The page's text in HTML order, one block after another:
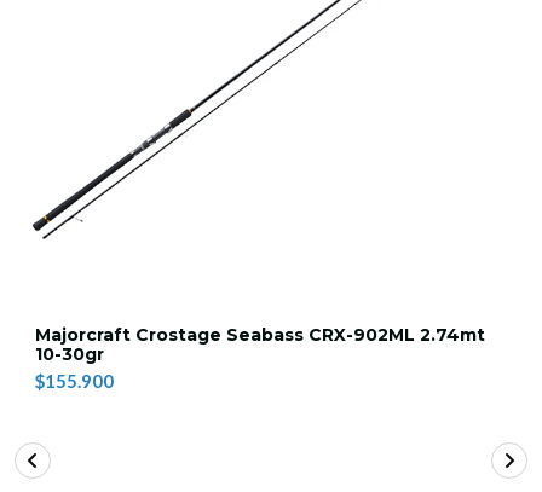
Majorcraft Crostage Seabass CRX-902ML 2.74mt
10-30gr
$155.900